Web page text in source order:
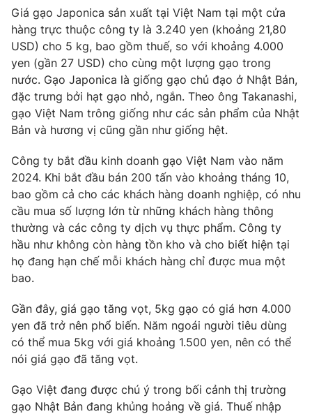
Hậu trường
Nhân vật
Khán giả
Giải sao mai
Điện ảnh
Âm nhạc
Sao
Đời sống
Du lịch
Làm đẹp
Chất lượng cuộc sống
Giáo dục
Tuyển sinh
Học trực tuyến
Công nghệ
Sản phẩm
Thị trường
Tư vấn
Giao lưu trực tuyến
Lịch phát sóng
Chuyên mục khác
Emagazine Podcast
Photo Infographic
Video Shorts video
VTV Money VTV Thể thao
Giá gạo Japonica sản xuất tại Việt Nam tại một cửa
hàng trực thuộc công ty là 3.240 yen (khoảng 21,80
USD) cho 5 kg, bao gồm thuế, so với khoảng 4.000
yen (gần 27 USD) cho cùng một lượng gạo trong
nước. Gạo Japonica là giống gạo chủ đạo ở Nhật Bản,
đặc trưng bởi hạt gạo nhỏ, ngắn. Theo ông Takanashi,
gạo Việt Nam trông giống như các sản phẩm của Nhật
Bản và hương vị cũng gần như giống hệt.
Công ty bắt đầu kinh doanh gạo Việt Nam vào năm
2024. Khi bắt đầu bán 200 tấn vào khoảng tháng 10,
bao gồm cả cho các khách hàng doanh nghiệp, có nhu
cầu mua số lượng lớn từ những khách hàng thông
thường và các công ty dịch vụ thực phẩm. Công ty
hầu như không còn hàng tồn kho và cho biết hiện tại
họ đang hạn chế mỗi khách hàng chỉ được mua một
bao.
Gần đây, giá gạo tăng vọt, 5kg gạo có giá hơn 4.000
yen đã trở nên phổ biến. Năm ngoái người tiêu dùng
có thể mua 5kg với giá khoảng 1.500 yen, nên có thể
nói giá gạo đã tăng vọt.
Gạo Việt đang được chú ý trong bối cảnh thị trường
gạo Nhật Bản đang khủng hoảng về giá. Thuế nhập